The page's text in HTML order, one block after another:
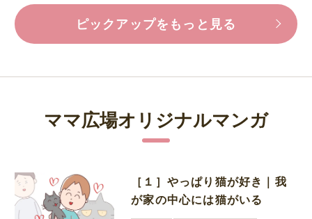
ピックアップをもっと見る
ママ広場オリジナルマンガ
［１］やっぱり猫が好き｜我
が家の中心には猫がいる